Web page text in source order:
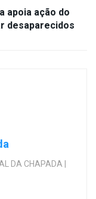
apoia ação do
desaparecidos
DA CHAPADA |